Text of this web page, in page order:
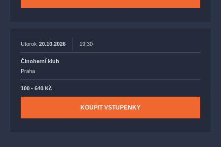
Utorok 20.10.2026 19:30
Činoherní klub
Praha
100 - 640 Kč
KOUPIT VSTUPENKY